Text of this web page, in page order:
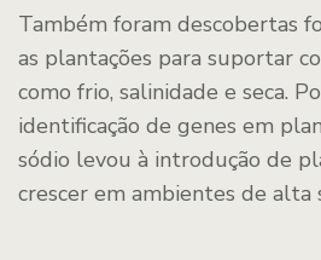
Também foram descobertas
as plantações para suportar
como frio, salinidade e seca.
identificação de genes em
sódio levou à introdução de
crescer em ambientes de alta